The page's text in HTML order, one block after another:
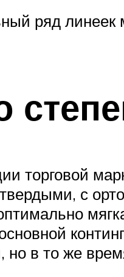
ряд линеек
торговой
с
в то же